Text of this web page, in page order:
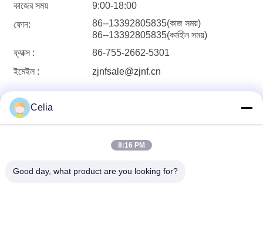
কাজের সময়
9:00-18:00
ফোন:
86--13392805835(কাজ সময়)
86--13392805835(কর্মহীন সময়)
ফ্যাক্স :
86-755-2662-5301
ইমেইল :
zjnfsale@zjnf.cn
Shenzhen Zhong Jian South Environment
Celia
8:16 PM
Good day, what product are you looking for?